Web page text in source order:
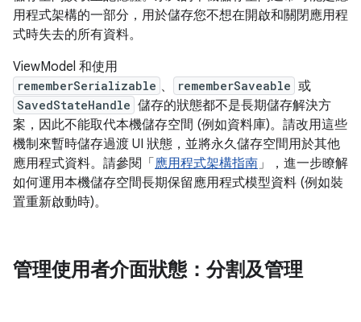
用程式架構的一部分，用於儲存您不想在開啟和關閉應用程
式時失去的所有資料。
ViewModel 和使用
rememberSerializable 、 rememberSaveable 或
SavedStateHandle 儲存的狀態都不是長期儲存解決方
案，因此不能取代本機儲存空間 (例如資料庫)。請改用這些
機制來暫時儲存過渡 UI 狀態，並將永久儲存空間用於其他
應用程式資料。請參閱「 應用程式架構指南」，進一步瞭解
如何運用本機儲存空間長期保留應用程式模型資料 (例如裝
置重新啟動時)。
管理使用者介面狀態：分割及管理